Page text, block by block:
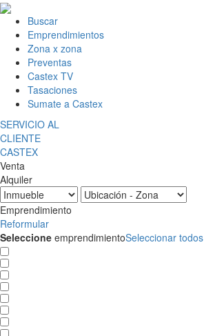
Buscar
Emprendimientos
Zona x zona
Preventas
Castex TV
Tasaciones
Sumate a Castex
SERVICIO AL
CLIENTE
CASTEX
Venta
Alquiler
Emprendimiento
Reformular
Seleccione emprendimientoSeleccionar todos